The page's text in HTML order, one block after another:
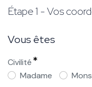
Étape 1 - Vos
Vous êtes
Civilité
Madame